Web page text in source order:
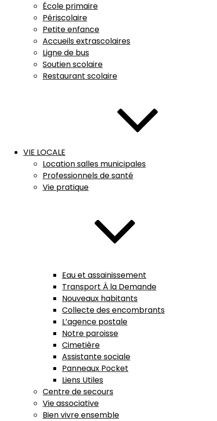
École primaire
Périscolaire
Petite enfance
Accueils extrascolaires
Ligne de bus
Soutien scolaire
Restaurant scolaire
VIE LOCALE
Location salles municipales
Professionnels de santé
Vie pratique
Eau et assainissement
Transport À la Demande
Nouveaux habitants
Collecte des encombrants
L’agence postale
Notre paroisse
Cimetière
Assistante sociale
Panneaux Pocket
Liens Utiles
Centre de secours
Vie associative
Bien vivre ensemble